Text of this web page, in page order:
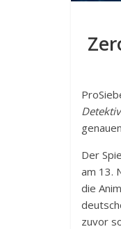
Der
am 13.
die
zuvor